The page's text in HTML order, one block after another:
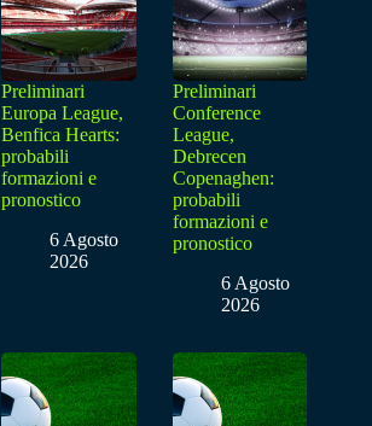
Preliminari
Europa League,
Benfica Hearts:
probabili
formazioni e
pronostico
6 Agosto
2026
Preliminari
Conference
League,
Debrecen
Copenaghen:
probabili
formazioni e
pronostico
6 Agosto
2026